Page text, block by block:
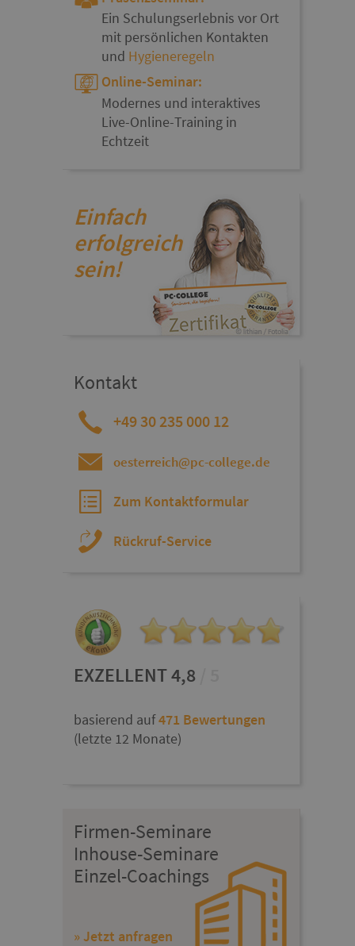
Ein Schulungserlebnis vor Ort
mit persönlichen Kontakten
und Hygieneregeln
Online-Seminar:
Modernes und interaktives
Live-Online-Training in
Echtzeit
Einfach
erfolgreich
sein!
Kontakt
+49 30 235 000 12
oesterreich@pc-college.de
Zum Kontaktformular
Rückruf-Service
EXZELLENT 4,8
basierend auf471 Bewertungen
(letzte 12 Monate)
Firmen-Seminare
Inhouse-Seminare
Einzel-Coachings
» Jetzt anfragen